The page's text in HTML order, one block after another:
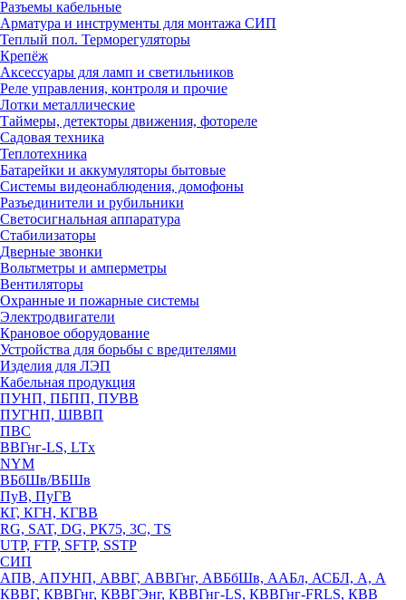
Разъемы кабельные
Арматура и инструменты для монтажа СИП
Теплый пол. Терморегуляторы
Крепёж
Аксессуары для ламп и светильников
Реле управления, контроля и прочие
Лотки металлические
Таймеры, детекторы движения, фотореле
Садовая техника
Теплотехника
Батарейки и аккумуляторы бытовые
Системы видеонаблюдения, домофоны
Разъединители и рубильники
Светосигнальная аппаратура
Стабилизаторы
Дверные звонки
Вольтметры и амперметры
Вентиляторы
Охранные и пожарные системы
Электродвигатели
Крановое оборудование
Устройства для борьбы с вредителями
Изделия для ЛЭП
Кабельная продукция
ПУНП, ПБПП, ПУВВ
ПУГНП, ШВВП
ПВС
ВВГнг-LS, LTx
NYM
ВБбШв/ВБШв
ПуВ, ПуГВ
КГ, КГН, КГВВ
RG, SAT, DG, РК75, 3С, TS
UTP, FTP, SFTP, SSTP
СИП
АПВ, АПУНП, АВВГ, АВВГнг, АВБбШв, ААБл, АСБЛ, А, А
КВВГ, КВВГнг, КВВГЭнг, КВВГнг-LS, КВВГнг-FRLS, КВВ